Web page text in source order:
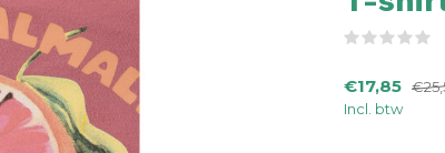
€17,85
Incl. btw